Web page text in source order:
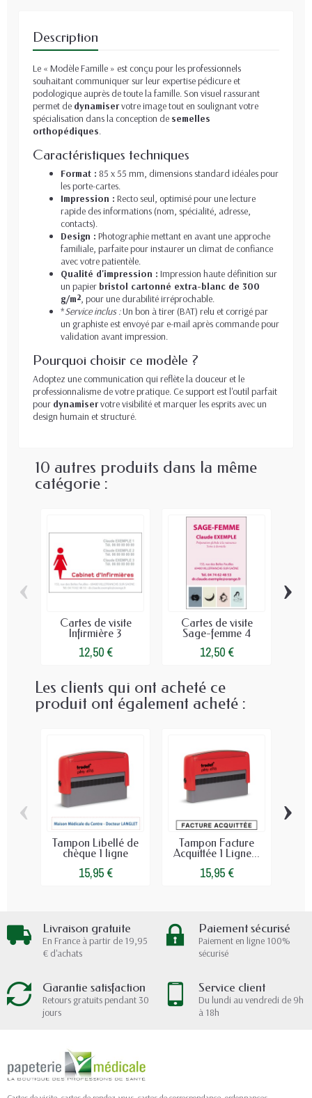
Description
Le « Modèle Famille » est conçu pour les professionnels
souhaitant communiquer sur leur expertise pédicure et
podologique auprès de toute la famille. Son visuel rassurant
permet de dynamiservotre image tout en soulignant votre
spécialisation dans la conception de semelles
orthopédiques.
Caractéristiques techniques
Format : 85 x 55 mm, dimensions standard idéales pour
les porte-cartes.
Impression : Recto seul, optimisé pour une lecture
rapide des informations (nom, spécialité, adresse,
contacts).
Design : Photographie mettant en avant une approche
familiale, parfaite pour instaurer un climat de confiance
avec votre patientèle.
Qualité d'impression : Impression haute définition sur
un papier bristol cartonné extra-blanc de 300
g/m², pour une durabilité irréprochable.
*Service inclus :Un bon à tirer (BAT) relu et corrigé par
un graphiste est envoyé par e-mail après commande pour
validation avant impression.
Pourquoi choisir ce modèle ?
Adoptez une communication qui reflète la douceur et le
professionnalisme de votre pratique. Ce support est l'outil parfait
pour dynamiservotre visibilité et marquer les esprits avec un
design humain et structuré.
10 autres produits dans la même
catégorie :
Cartes de visite
Infirmière 3
12,50 €
Cartes de visite
Sage-femme 4
12,50 €
‹ ›
Les clients qui ont acheté ce
produit ont également acheté :
Tampon Libellé de
chèque 1 ligne
15,95 €
Tampon Facture
Acquittée 1 Ligne...
15,95 €
‹ ›
Livraison gratuite
En France à partir de 19,95
€ d'achats
Paiement sécurisé
Paiement en ligne 100%
sécurisé
Garantie satisfaction
Retours gratuits pendant 30
jours
Service client
Du lundi au vendredi de 9h
à 18h